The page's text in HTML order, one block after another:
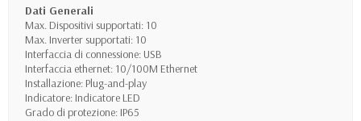
Dati Generali
Max. Dispositivi supportati: 10
Max. Inverter supportati: 10
Interfaccia di connessione: USB
Interfaccia ethernet: 10/100M Ethernet
Installazione: Plug-and-play
Indicatore: Indicatore LED
Grado di protezione: IP65